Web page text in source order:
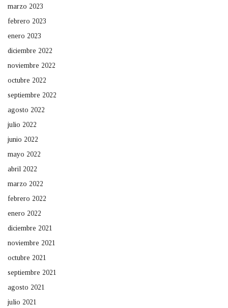
marzo 2023
febrero 2023
enero 2023
diciembre 2022
noviembre 2022
octubre 2022
septiembre 2022
agosto 2022
julio 2022
junio 2022
mayo 2022
abril 2022
marzo 2022
febrero 2022
enero 2022
diciembre 2021
noviembre 2021
octubre 2021
septiembre 2021
agosto 2021
julio 2021